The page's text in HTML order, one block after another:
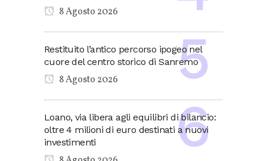
8 Agosto 2026
Restituito l’antico percorso ipogeo nel
cuore del centro storico di Sanremo
8 Agosto 2026
Loano, via libera agli equilibri di bilancio:
oltre 4 milioni di euro destinati a nuovi
investimenti